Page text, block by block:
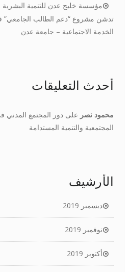
مؤسسة خليج عدن للتنمية البشرية
تدشن مشروع “دعم الطالب الجامعي”
الخدمة الاجتماعية – جامعة عدن
أحدث التعليقات
محمود نصر على دور المجتمع المدني
المجتمعية والتنمية المستدامة
الأرشيف
ديسمبر 2019
نوفمبر 2019
أكتوبر 2019